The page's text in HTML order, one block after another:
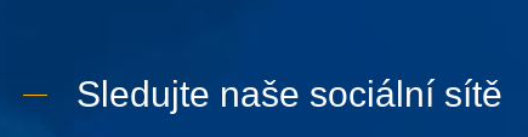
Sledujte naše sociální sítě